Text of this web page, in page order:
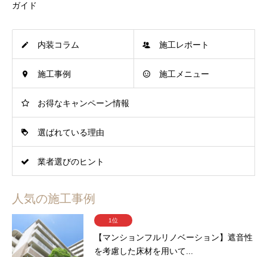
ガイド
内装コラム 施工レポート
施工事例 施工メニュー
お得なキャンペーン情報
選ばれている理由
業者選びのヒント
人気の施工事例
1位
【マンションフルリノベーション】遮音性
を考慮した床材を用いて...